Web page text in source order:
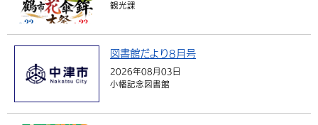
買う・おみやげ
地方創生・地域活性化
行政・計画
観光課
図書館だより8月号
2026年08月03日
小幡記念図書館